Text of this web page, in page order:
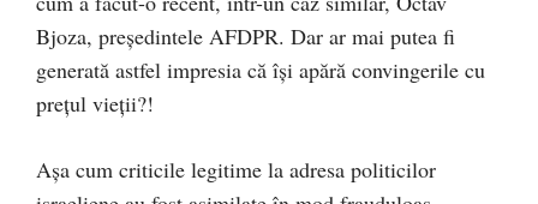
Bjoza, președintele AFDPR. Dar ar mai putea fi
generată astfel impresia că își apără convingerile cu
prețul vieții?!
Așa cum criticile legitime la adresa politicilor